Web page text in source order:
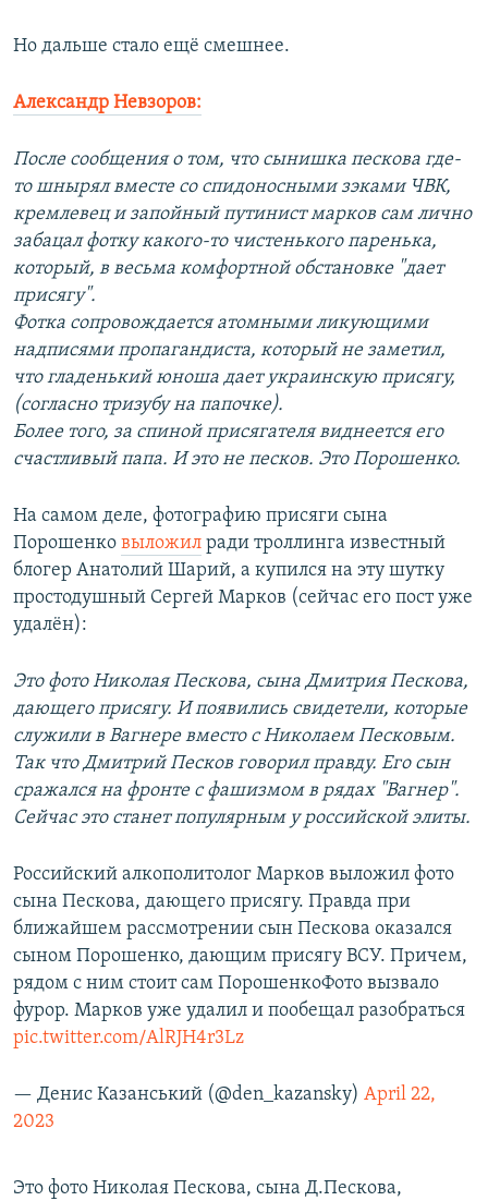
Но дальше стало ещё смешнее.
Александр Невзоров:
После сообщения о том, что сынишка пескова где-
то шнырял вместе со спидоносными зэками ЧВК,
кремлевец и запойный путинист марков сам лично
забацал фотку какого-то чистенького паренька,
который, в весьма комфортной обстановке "дает
присягу".
Фотка сопровождается атомными ликующими
надписями пропагандиста, который не заметил,
что гладенький юноша дает украинскую присягу,
(согласно тризубу на папочке).
Более того, за спиной присягателя виднеется его
счастливый папа. И это не песков. Это Порошенко.
На самом деле, фотографию присяги сына
Порошенко выложил ради троллинга известный
блогер Анатолий Шарий, а купился на эту шутку
простодушный Сергей Марков (сейчас его пост уже
удалён):
Это фото Николая Пескова, сына Дмитрия Пескова,
дающего присягу. И появились свидетели, которые
служили в Вагнере вместо с Николаем Песковым.
Так что Дмитрий Песков говорил правду. Его сын
сражался на фронте с фашизмом в рядах "Вагнер".
Сейчас это станет популярным у российской элиты.
Российский алкополитолог Марков выложил фото
сына Пескова, дающего присягу. Правда при
ближайшем рассмотрении сын Пескова оказался
сыном Порошенко, дающим присягу ВСУ. Причем,
рядом с ним стоит сам ПорошенкоФото вызвало
фурор. Марков уже удалил и пообещал разобраться
pic.twitter.com/AlRJH4r3Lz
— Денис Казанський (@den_kazansky) April 22,
2023
Это фото Николая Пескова, сына Д.Пескова,